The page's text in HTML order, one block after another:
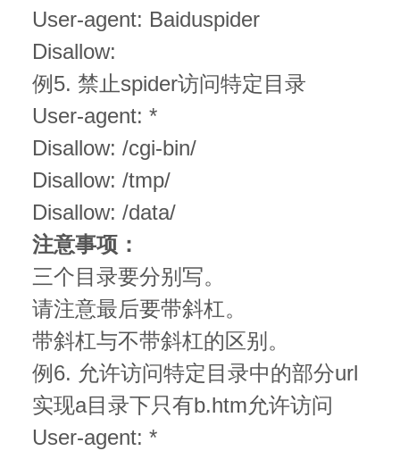
User-agent: Baiduspider
Disallow:
例5. 禁止spider访问特定目录
User-agent: *
Disallow: /cgi-bin/
Disallow: /tmp/
Disallow: /data/
注意事项：
三个目录要分别写。
请注意最后要带斜杠。
带斜杠与不带斜杠的区别。
例6. 允许访问特定目录中的部分url
实现a目录下只有b.htm允许访问
User-agent: *